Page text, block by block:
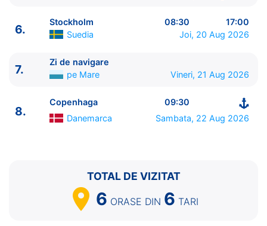
----------------------------------------
1. Copenhaga Danemarca
⚓ - 17:00
Gdynia Polonia 10:00 - 19:00
4.
Klaipeda Lituania
07:00 - 15:30
6.
Stockholm Suedia
08:30 - 17:00
7. Zi de navigare pe Mare
0:00 - 0:00
6.
Stockholm 08:30
17:00
Suedia
Joi, 20 Aug 2026
7.
Zi de navigare
pe Mare
Vineri, 21 Aug 2026
8.
Copenhaga
09:30
Danemarca
Sambata, 22 Aug 2026
TOTAL DE VIZITAT
6 ORASE DIN 6 TARI